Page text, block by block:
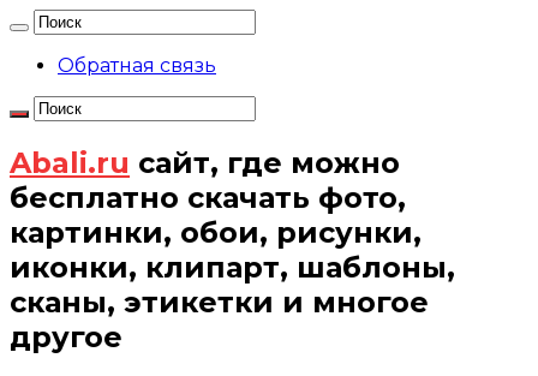
Обратная связь
Abali.ru сайт, где можно
бесплатно скачать фото,
картинки, обои, рисунки,
иконки, клипарт, шаблоны,
сканы, этикетки и многое
другое